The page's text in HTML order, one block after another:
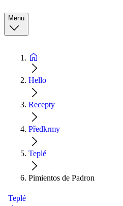
Menu
Hello
Recepty
Předkrmy
Teplé
Pimientos de Padron
Teplé